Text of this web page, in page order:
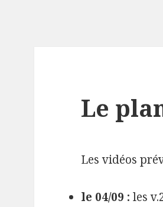
Le
Les vidéos
le 04/09 : les